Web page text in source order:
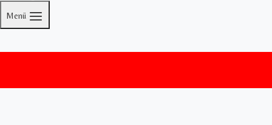
Menü